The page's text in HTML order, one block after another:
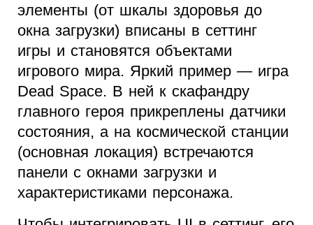
элементы (от шкалы здоровья до
окна загрузки) вписаны в сеттинг
игры и становятся объектами
игрового мира. Яркий пример — игра
Dead Space. В ней к скафандру
главного героя прикреплены датчики
состояния, а на космической станции
(основная локация) встречаются
панели с окнами загрузки и
характеристиками персонажа.